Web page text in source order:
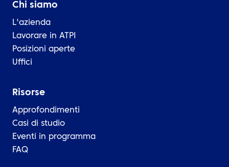
Chi siamo
L'azienda
Lavorare in ATPI
Posizioni aperte
Uffici
Risorse
Approfondimenti
Casi di studio
Eventi in programma
FAQ